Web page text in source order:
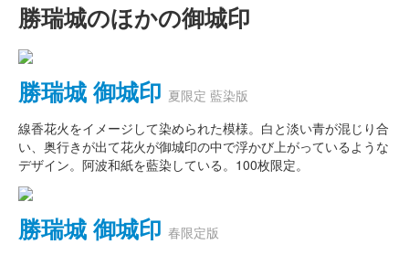
勝瑞城のほかの御城印
勝瑞城 御城印 夏限定 藍染版
線香花火をイメージして染められた模様。白と淡い青が混じり合
い、奥行きが出て花火が御城印の中で浮かび上がっているような
デザイン。阿波和紙を藍染している。100枚限定。
勝瑞城 御城印 春限定版